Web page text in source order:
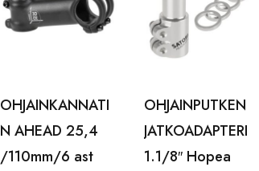
OHJAINKANNATI
N AHEAD 25,4
/110mm/6 ast
OHJAINPUTKEN
JATKOADAPTERI
1.1/8″ Hopea